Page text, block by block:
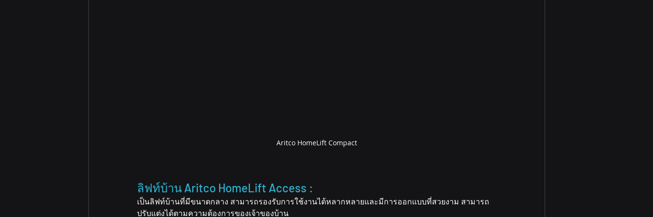
Aritco HomeLift Compact
ลิฟท์บ้าน Aritco HomeLift Access :
เป็นลิฟท์บ้านที่มีขนาดกลาง สามารถรองรับการใช้งานได้หลากหลายและมีการออกแบบที่สวยงาม สามารถ
ปรับแต่งได้ตามความต้องการของเจ้าของบ้าน